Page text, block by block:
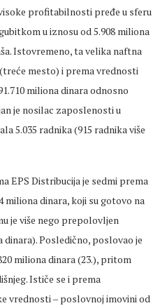
profitabilnosti pređe u sferu
u iznosu od 5.908 miliona
Istovremeno, ta velika naftna
mesto) i prema vrednosti
miliona dinara odnosno
je nosilac zaposlenosti u
5.035 radnika (915 radnika više
EPS Distribucija je sedmi prema
miliona dinara, koji su gotovo na
je više nego prepolovljen
Posledično, poslovao je
miliona dinara (23.), pritom
Ističe se i prema
vrednosti ‒ poslovnoj imovini od